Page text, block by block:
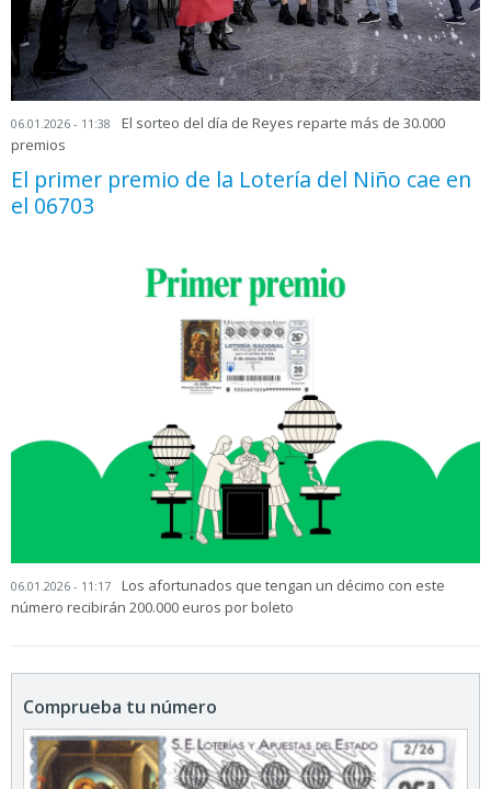
06.01.2026 - 11:38
El sorteo del día de Reyes reparte más de 30.000
premios
El primer premio de la Lotería del Niño cae en
el 06703
06.01.2026 - 11:17
Los afortunados que tengan un décimo con este
número recibirán 200.000 euros por boleto
Comprueba tu número